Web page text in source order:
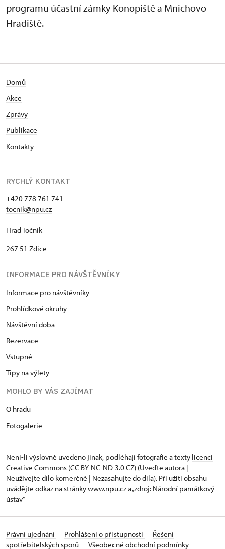
programu účastní zámky Konopiště a Mnichovo
Hradiště.
Domů
Akce
Zprávy
Publikace
Kontakty
RYCHLÝ KONTAKT
+420 778 761 741
tocnik@npu.cz
Hrad Točník
267 51 Zdice
INFORMACE PRO NÁVŠTĚVNÍKY
Informace pro návštěvníky
Prohlídkové okruhy
Návštěvní doba
Rezervace
Vstupné
Tipy na výlety
MOHLO BY VÁS ZAJÍMAT
O hradu
Fotogalerie
Není-li výslovně uvedeno jinak, podléhají fotografie a texty licenci
Creative Commons (CC BY-NC-ND 3.0 CZ) (Uveďte autora |
Neužívejte dílo komerčně | Nezasahujte do díla). Při užití obsahu
uvádějte odkaz na stránky www.npu.cz a „zdroj: Národní památkový
ústav“
Právní ujednání Prohlášení o přístupnosti
Řešení
spotřebitelských sporů
Všeobecné obchodní podmínky